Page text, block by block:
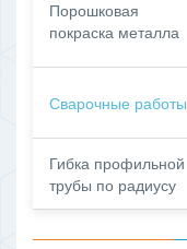
Порошковая
покраска металла
Сварочные работы
Гибка профильной
трубы по радиусу